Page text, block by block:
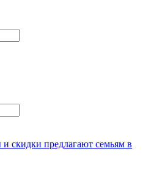
скидки предлагают семьям в